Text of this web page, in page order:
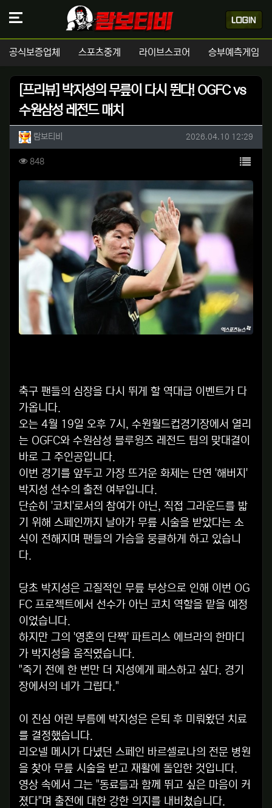
공식보증업체 스포츠중계 라이브스코어 승부예측게임
[프리뷰] 박지성의 무릎이 다시 뛴다! OGFC vs
수원삼성 레전드 매치
작성자 정보
람보티비 작성일
2026.04.10 12:29
컨텐츠 정보
848조회 목록
본문
축구 팬들의 심장을 다시 뛰게 할 역대급 이벤트가 다
가옵니다.
오는 4월 19일 오후 7시, 수원월드컵경기장에서 열리
는 OGFC와 수원삼성 블루윙즈 레전드 팀의 맞대결이
바로 그 주인공입니다.
이번 경기를 앞두고 가장 뜨거운 화제는 단연 '해버지'
박지성 선수의 출전 여부입니다.
단순히 '코치'로서의 참여가 아닌, 직접 그라운드를 밟
기 위해 스페인까지 날아가 무릎 시술을 받았다는 소
식이 전해지며 팬들의 가슴을 뭉클하게 하고 있습니
다.
당초 박지성은 고질적인 무릎 부상으로 인해 이번 OG
FC 프로젝트에서 선수가 아닌 코치 역할을 맡을 예정
이었습니다.
하지만 그의 '영혼의 단짝' 파트리스 에브라의 한마디
가 박지성을 움직였습니다.
"죽기 전에 한 번만 더 지성에게 패스하고 싶다. 경기
장에서의 네가 그립다."
이 진심 어린 부름에 박지성은 은퇴 후 미뤄왔던 치료
를 결정했습니다.
리오넬 메시가 다녔던 스페인 바르셀로나의 전문 병원
을 찾아 무릎 시술을 받고 재활에 돌입한 것입니다.
영상 속에서 그는 "동료들과 함께 뛰고 싶은 마음이 커
졌다"며 출전에 대한 강한 의지를 내비쳤습니다.